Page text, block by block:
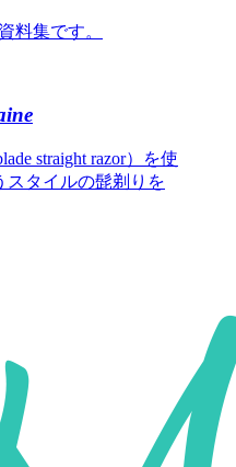
料集です。
straight razor）を使
スタイルの髭剃りを